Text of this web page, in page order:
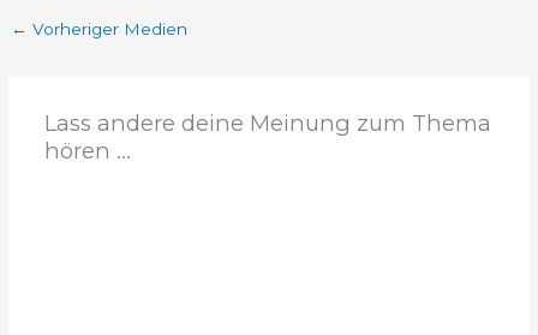
← Vorheriger Medien
Lass andere deine Meinung zum Thema
hören ...